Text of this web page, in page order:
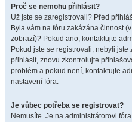
Proč se nemohu přihlásit?
Už jste se zaregistrovali? Před
Byla vám na fóru zakázána činnost
zobrazí)? Pokud ano, kontaktujte
Pokud jste se registrovali, nebyli
přihlásit, znovu zkontrolujte
problém a pokud není, kontaktujte
nastavení fóra.
Je vůbec potřeba se registrovat?
Nemusíte. Je na administrátorovi